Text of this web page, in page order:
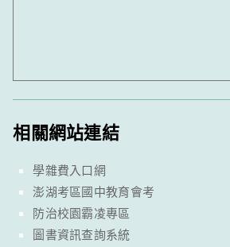
相關網站連結
學雜費入口網
澎湖考區國中教育會考
防治校園霸凌專區
圖書資訊查詢系統